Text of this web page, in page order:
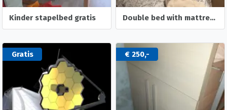
Kinder stapelbed gratis Double bed with mattress
Gratis € 250,-